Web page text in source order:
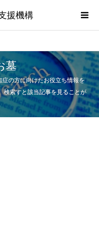
援機構
墓
の方に向けたお役立ち情報を
検索すと該当記事を見ることが